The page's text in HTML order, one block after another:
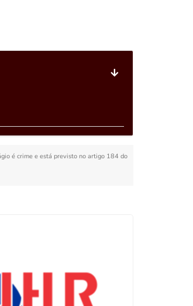
é crime e está previsto no artigo 184 do